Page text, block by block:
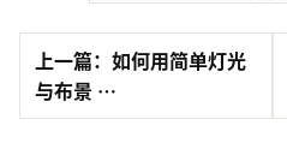
上一篇：如何用简单灯光
与布景 …